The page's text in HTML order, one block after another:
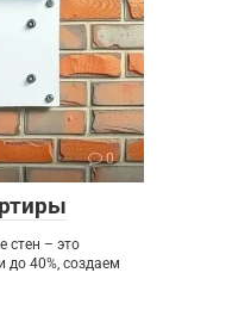
0
стен – это
до 40%, создаем